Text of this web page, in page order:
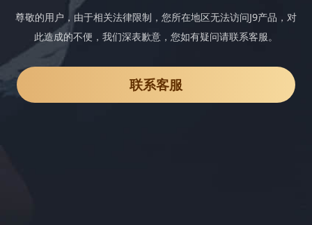
尊敬的用户，由于相关法律限制，您所在地区无法访问J9产品，对
此造成的不便，我们深表歉意，您如有疑问请联系客服。
联系客服